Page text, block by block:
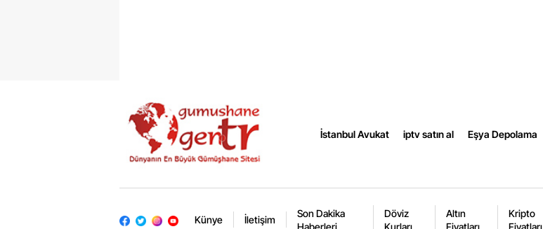
Şırnak
İstanbul Avukat iptv satın al Eşya Depolama
Künye İletişim
Son Dakika
Haberleri
Döviz
Kurları
Altın
Fiyatları
Kripto
Fiyatları